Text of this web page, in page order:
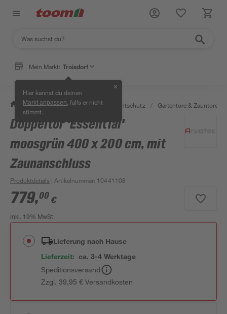
Mein Markt: Troisdorf
Hier kannst du deinen
Markt anpassen , falls er nicht
stimmt.
✕
/ Garten & Freizeit / Zäune & Sichtschutz / Gartentore & Zauntore
Doppeltor 'Essential'
moosgrün 400 x 200 cm, mit
Zaunanschluss
Produktdetails | Artikelnummer: 10441108
779,00 €
inkl. 19% MwSt.
Lieferung nach Hause
Lieferzeit: ca. 3-4 Werktage
Speditionsversand
Zzgl. 39,95 € Versandkosten